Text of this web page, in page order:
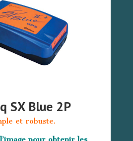
SX Blue 2P
et robuste.